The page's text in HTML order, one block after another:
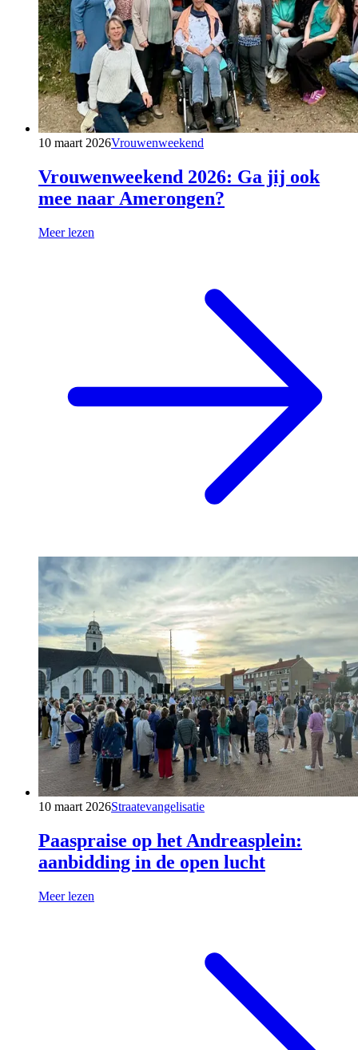
10 maart 2026Vrouwenweekend
Vrouwenweekend 2026: Ga jij ook
mee naar Amerongen?
Meer lezen
10 maart 2026Straatevangelisatie
Paaspraise op het Andreasplein:
aanbidding in de open lucht
Meer lezen